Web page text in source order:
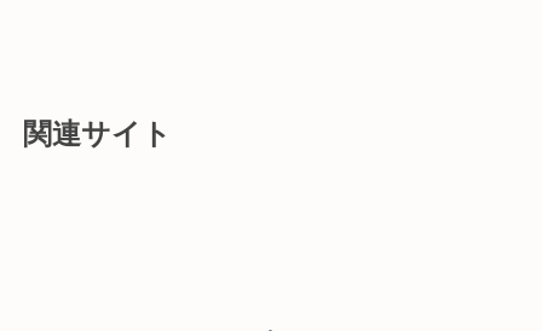
関連サイト